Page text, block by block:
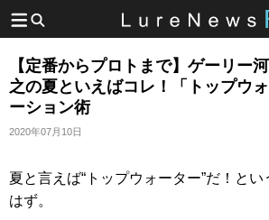
【定番からプロトまで】ゲーリー
之の夏といえばコレ！「トップウ
ーション術
2020年07月10日
夏と言えば“トップウォーター”だ！と
はず。